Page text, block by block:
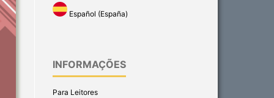
Español (España)
INFORMAÇÕES
Para Leitores